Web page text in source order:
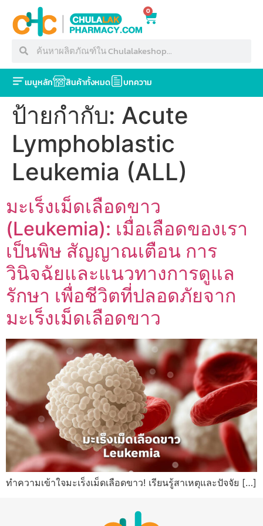
0
เมนูหลัก สินค้าทั้งหมด บทความ
ป้ายกำกับ: Acute
Lymphoblastic
Leukemia (ALL)
มะเร็งเม็ดเลือดขาว
(Leukemia): เมื่อเลือดของเรา
เป็นพิษ สัญญาณเตือน การ
วินิจฉัยและแนวทางการดูแล
รักษา เพื่อชีวิตที่ปลอดภัยจาก
มะเร็งเม็ดเลือดขาว
ทำความเข้าใจมะเร็งเม็ดเลือดขาว! เรียนรู้สาเหตุและปัจจัย […]